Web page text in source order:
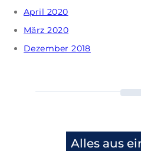
April 2020
März 2020
Dezember 2018
Alles aus